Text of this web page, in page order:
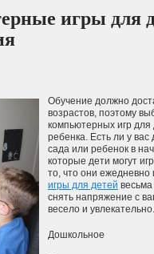
игры для
Обучение должно
возрастов, поэтому
компьютерных игр
ребенка. Есть ли у вас
сада или ребенок в
которые дети могут
то, что они ежедневно
игры для детей
снять напряжение с
весело и увлекательно.
Дошкольное